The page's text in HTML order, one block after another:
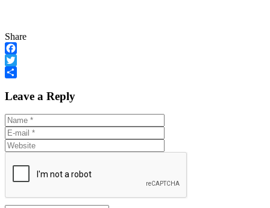
Share
Facebook
Twitter
Leave a Reply